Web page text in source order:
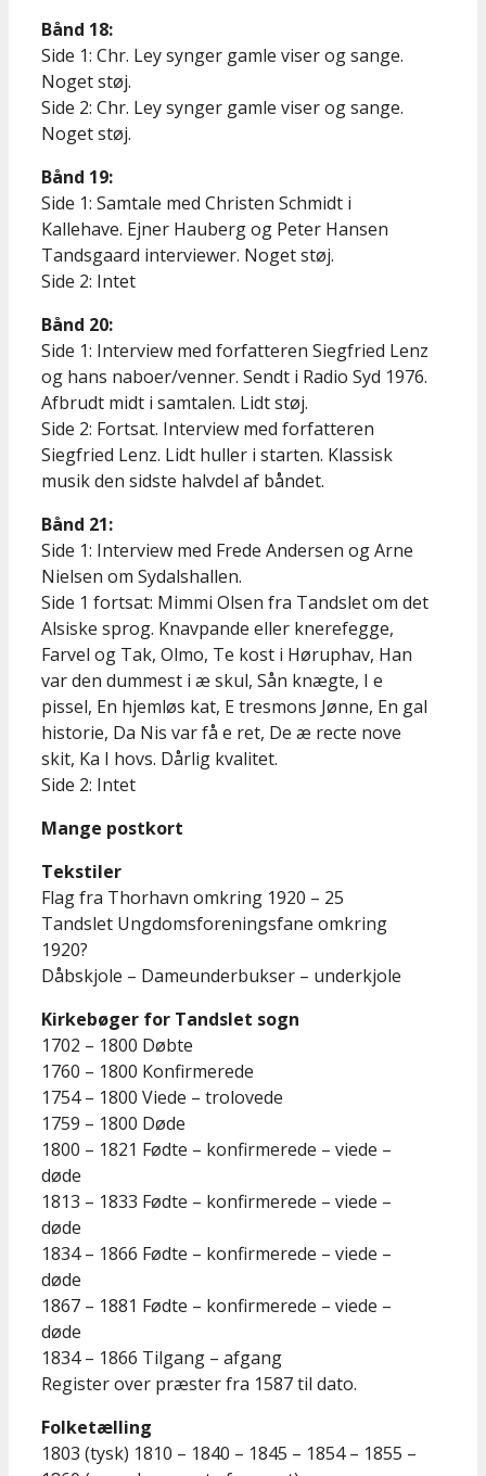
Bånd 18:
Side 1: Chr. Ley synger gamle viser og sange.
Noget støj.
Side 2: Chr. Ley synger gamle viser og sange.
Noget støj.
Bånd 19:
Side 1: Samtale med Christen Schmidt i
Kallehave. Ejner Hauberg og Peter Hansen
Tandsgaard interviewer. Noget støj.
Side 2: Intet
Bånd 20:
Side 1: Interview med forfatteren Siegfried Lenz
og hans naboer/venner. Sendt i Radio Syd 1976.
Afbrudt midt i samtalen. Lidt støj.
Side 2: Fortsat. Interview med forfatteren
Siegfried Lenz. Lidt huller i starten. Klassisk
musik den sidste halvdel af båndet.
Bånd 21:
Side 1: Interview med Frede Andersen og Arne
Nielsen om Sydalshallen.
Side 1 fortsat: Mimmi Olsen fra Tandslet om det
Alsiske sprog. Knavpande eller knerefegge,
Farvel og Tak, Olmo, Te kost i Høruphav, Han
var den dummest i æ skul, Sån knægte, I e
pissel, En hjemløs kat, E tresmons Jønne, En gal
historie, Da Nis var få e ret, De æ recte nove
skit, Ka I hovs. Dårlig kvalitet.
Side 2: Intet
Mange postkort
Tekstiler
Flag fra Thorhavn omkring 1920 – 25
Tandslet Ungdomsforeningsfane omkring
1920?
Dåbskjole – Dameunderbukser – underkjole
Kirkebøger for Tandslet sogn
1702 – 1800 Døbte
1760 – 1800 Konfirmerede
1754 – 1800 Viede – trolovede
1759 – 1800 Døde
1800 – 1821 Fødte – konfirmerede – viede –
døde
1813 – 1833 Fødte – konfirmerede – viede –
døde
1834 – 1866 Fødte – konfirmerede – viede –
døde
1867 – 1881 Fødte – konfirmerede – viede –
døde
1834 – 1866 Tilgang – afgang
Register over præster fra 1587 til dato.
Folketælling
1803 (tysk) 1810 – 1840 – 1845 – 1854 – 1855 –